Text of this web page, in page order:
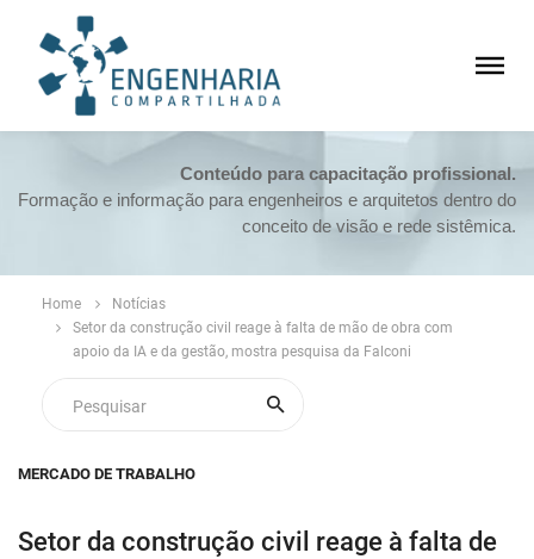
Conteúdo para capacitação profissional.
Formação e informação para engenheiros e arquitetos dentro do
conceito de visão e rede sistêmica.
Home
Notícias
Setor da construção civil reage à falta de mão de obra com
apoio da IA e da gestão, mostra pesquisa da Falconi
MERCADO DE TRABALHO
Setor da construção civil reage à falta de